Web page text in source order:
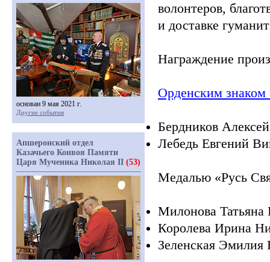
волонтеров,
и доставке
Награждение
Орденским знаком
Бердников
Лебедь Евгений
Медалью «Русь
Милонова Татьяна
Королева Ирина
Зеленская Эмилия
основан 9 мая 2021 г.
Другие события
Апшеронский отдел
Казачьего Конвоя Памяти
Царя Мученика Николая II (53)